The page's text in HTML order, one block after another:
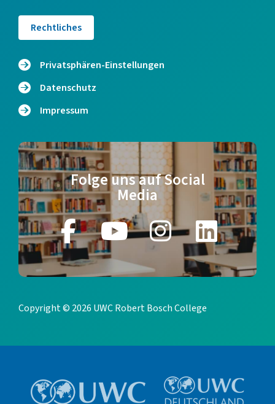
Rechtliches
Privatsphären-Einstellungen
Datenschutz
Impressum
Folge uns auf Social
Media
Copyright © 2026 UWC Robert Bosch College